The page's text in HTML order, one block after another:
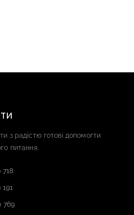
з радістю готові допомогти
питання.
718
769